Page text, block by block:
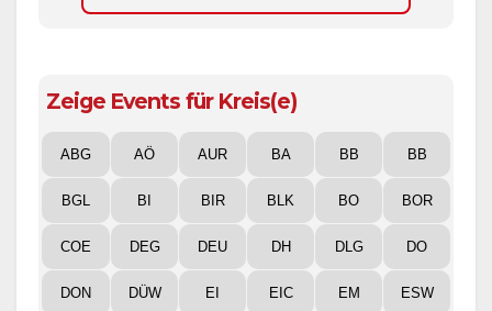
Zeige Events für Kreis(e)
ABG AÖ AUR BA BB BB
BGL BI BIR BLK BO BOR
COE DEG DEU DH DLG DO
DON DÜW EI EIC EM ESW